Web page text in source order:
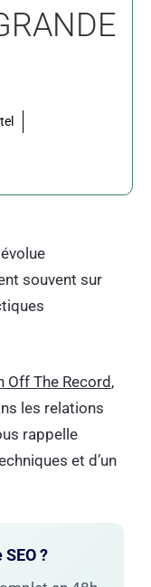
souvent sur
Off The Record,
les relations
rappelle
et d’un
?